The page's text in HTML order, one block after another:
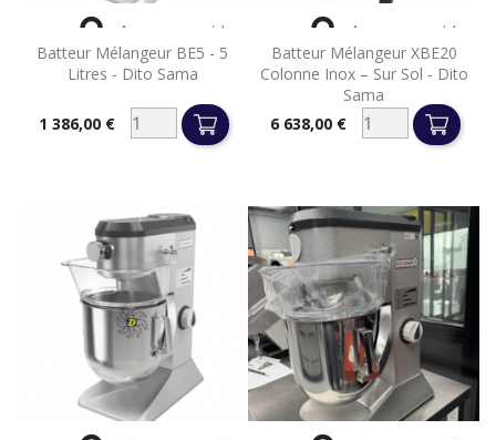
Batteur Mélangeur BE5 - 5
Litres - Dito Sama
Prix1 386,00 €
 Aperçu rapide
Batteur Mélangeur XBE20
Colonne Inox – Sur Sol - Dito
Sama
Prix6 638,00 €
 Aperçu rapide